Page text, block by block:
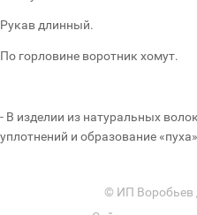
Рукав длинный.
По горловине воротник хомут.
- В изделии из натуральных
уплотнений и образование «пуха»
© ИП Воробьев